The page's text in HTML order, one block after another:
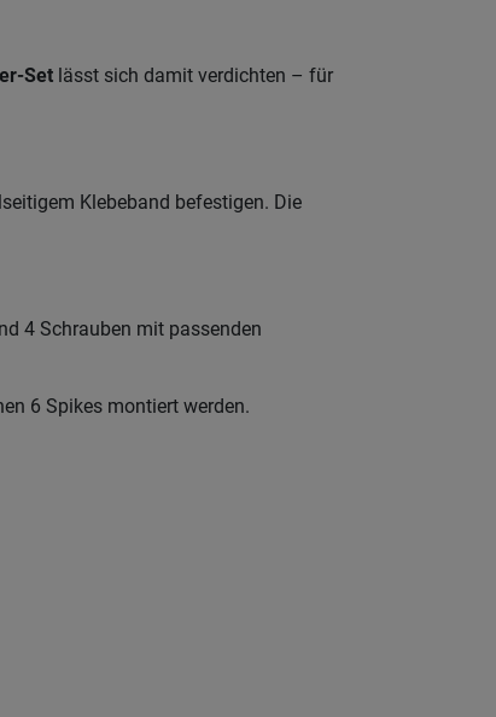
Set lässt sich damit verdichten – für
Klebeband befestigen. Die
4 Schrauben mit passenden
6 Spikes montiert werden.